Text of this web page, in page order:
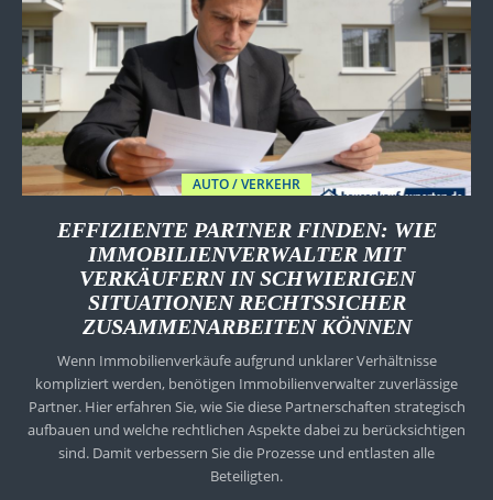
AUTO / VERKEHR
EFFIZIENTE PARTNER FINDEN: WIE
IMMOBILIENVERWALTER MIT
VERKÄUFERN IN SCHWIERIGEN
SITUATIONEN RECHTSSICHER
ZUSAMMENARBEITEN KÖNNEN
Wenn Immobilienverkäufe aufgrund unklarer Verhältnisse
kompliziert werden, benötigen Immobilienverwalter zuverlässige
Partner. Hier erfahren Sie, wie Sie diese Partnerschaften strategisch
aufbauen und welche rechtlichen Aspekte dabei zu berücksichtigen
sind. Damit verbessern Sie die Prozesse und entlasten alle
Beteiligten.